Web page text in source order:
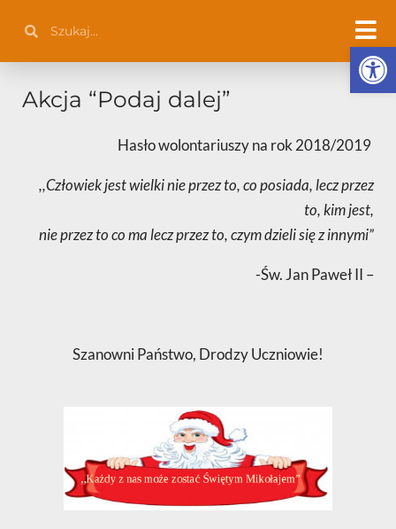
treści
Akcja “Podaj dalej”
Hasło wolontariuszy na rok 2018/2019
,,Człowiek jest wielki nie przez to, co posiada, lecz przez
to, kim jest,
nie przez to co ma lecz przez to, czym dzieli się z innymi”
-Św. Jan Paweł II –
Szanowni Państwo, Drodzy Uczniowie!